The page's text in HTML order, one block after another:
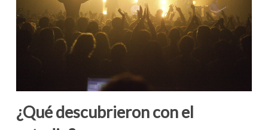
¿Qué descubrieron con el